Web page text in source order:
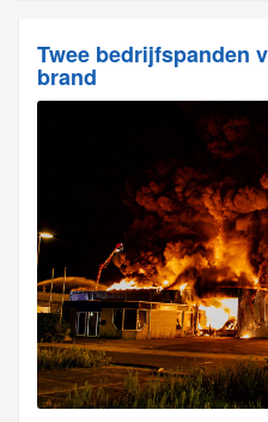
Twee bedrijfspanden
brand